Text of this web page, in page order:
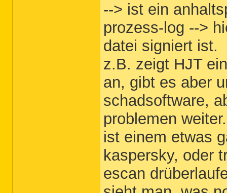
--> ist ein
prozess-log -->
datei signiert ist.
z.B. zeigt HJT
an, gibt es aber
schadsoftware,
problemen weiter.
ist einem etwas
kaspersky, oder
escan